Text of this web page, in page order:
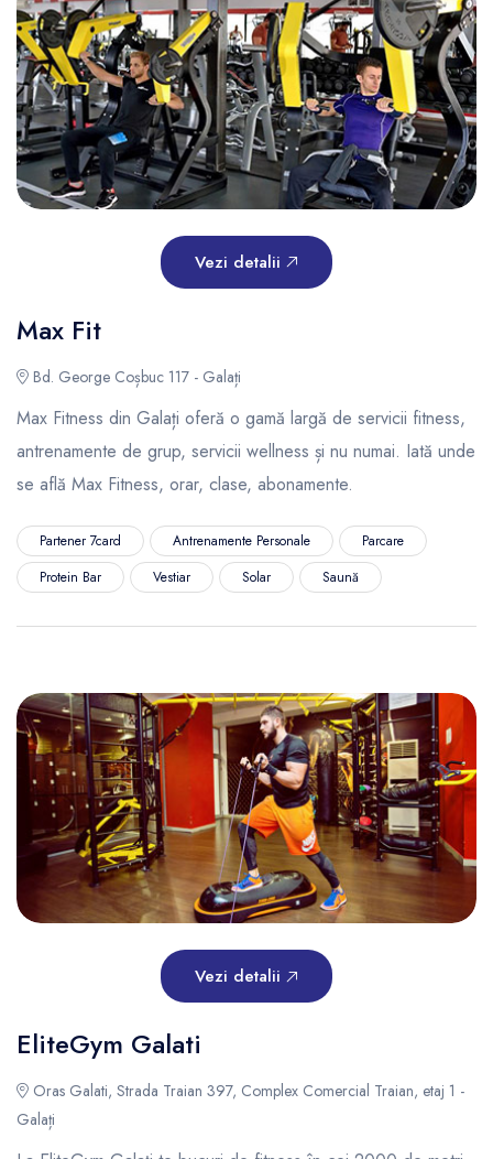
Vezi detalii
Max Fit
Bd. George Coșbuc 117 - Galați
Max Fitness din Galați oferă o gamă largă de servicii fitness,
antrenamente de grup, servicii wellness și nu numai. Iată unde
se află Max Fitness, orar, clase, abonamente.
Partener 7card Antrenamente Personale
Parcare
Protein Bar
Vestiar Solar Saună
Vezi detalii
EliteGym Galati
Oras Galati, Strada Traian 397, Complex Comercial Traian, etaj 1 -
Galați